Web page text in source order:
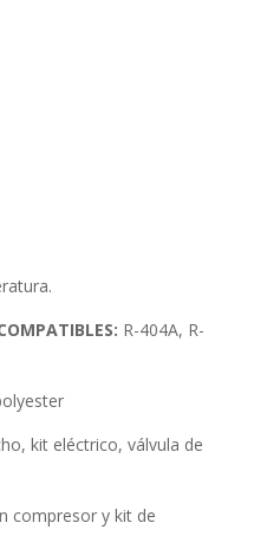
R-404A, R-
kit eléctrico, válvula de
compresor y kit de